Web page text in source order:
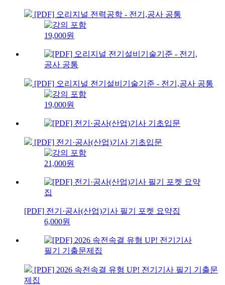
[PDF] 오리지널 전력공학 - 전기,공사 공통
19,000원
[PDF] 오리지널 전기설비기술기준 - 전기,공사 공통
19,000원
[PDF] 전기·공사(산업)기사 기초입문
21,000원
[PDF] 전기·공사(산업)기사 필기 포켓 요약집
6,000원
[PDF] 2026 속전속결 유형 UP! 전기기사 필기 기출문
제집